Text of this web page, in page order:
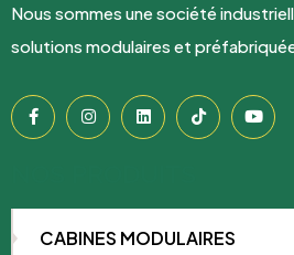
Nous sommes une société
solutions modulaires et
CABINES MODULAIRES